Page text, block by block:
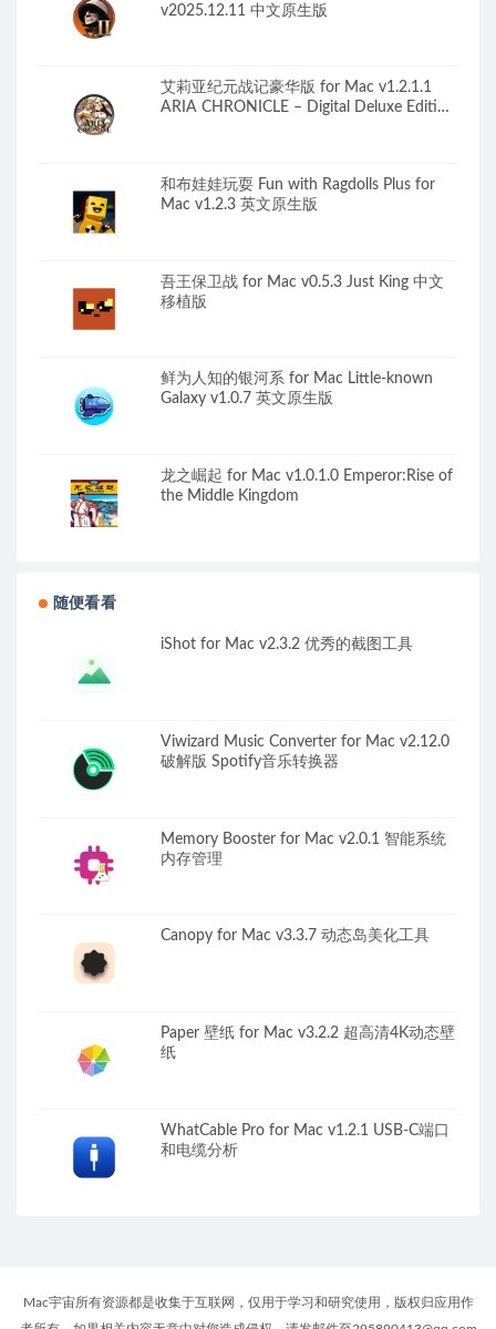
v2025.12.11 中文原生版
艾莉亚纪元战记豪华版 for Mac v1.2.1.1
ARIA CHRONICLE – Digital Deluxe Edition
和布娃娃玩耍 Fun with Ragdolls Plus for
Mac v1.2.3 英文原生版
吾王保卫战 for Mac v0.5.3 Just King 中文
移植版
鲜为人知的银河系 for Mac Little-known
Galaxy v1.0.7 英文原生版
龙之崛起 for Mac v1.0.1.0 Emperor:Rise of
the Middle Kingdom
随便看看
iShot for Mac v2.3.2 优秀的截图工具
Viwizard Music Converter for Mac v2.12.0
破解版 Spotify音乐转换器
Memory Booster for Mac v2.0.1 智能系统
内存管理
Canopy for Mac v3.3.7 动态岛美化工具
Paper 壁纸 for Mac v3.2.2 超高清4K动态壁
纸
WhatCable Pro for Mac v1.2.1 USB-C端口
和电缆分析
Mac宇宙所有资源都是收集于互联网，仅用于学习和研究使用，版权归应用作